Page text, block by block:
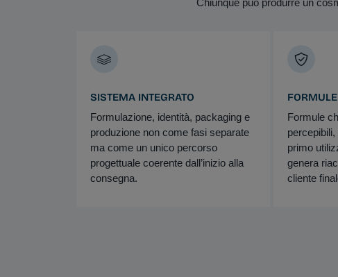
Chiunque può produrre un
SISTEMA INTEGRATO
Formulazione, identità, packaging e
produzione non come fasi separate
ma come un unico percorso
progettuale coerente dall’inizio alla
consegna.
Formule
primo
genera
cliente